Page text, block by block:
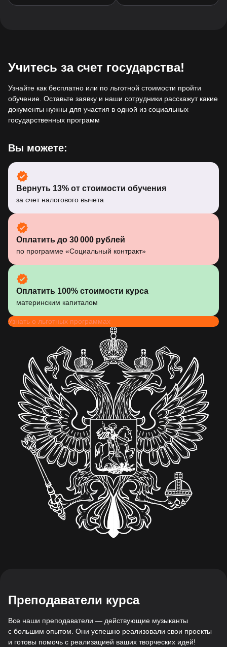
Учитесь за счет государства!
Узнайте как бесплатно или по льготной стоимости пройти
обучение. Оставьте заявку и наши сотрудники расскажут какие
документы нужны для участия в одной из социальных
государственных программ
Вы можете:
Вернуть 13% от стоимости обучения
за счет налогового вычета
Оплатить до 30 000 рублей
по программе «Социальный контракт»
Оплатить 100% стоимости курса
материнским капиталом
Узнать о льготных программах
Преподаватели курса
Все наши преподаватели — действующие музыканты
с большим опытом. Они успешно реализовали свои проекты
и готовы помочь с реализацией ваших творческих идей!